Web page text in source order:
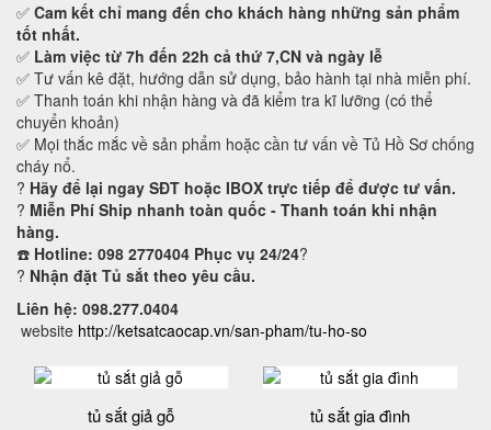
✅ Cam kết chỉ mang đến cho khách hàng những sản phẩm
tốt nhất.
✅ Làm việc từ 7h đến 22h cả thứ 7,CN và ngày lễ
✅ Tư vấn kê đặt, hướng dẫn sử dụng, bảo hành tại nhà miễn phí.
✅ Thanh toán khi nhận hàng và đã kiểm tra kĩ lưỡng (có thể
chuyển khoản)
✅ Mọi thắc mắc về sản phẩm hoặc cần tư vấn về Tủ Hồ Sơ chống
cháy nổ.
? Hãy để lại ngay SĐT hoặc IBOX trực tiếp để được tư vấn.
? Miễn Phí Ship nhanh toàn quốc - Thanh toán khi nhận
hàng.
☎️ Hotline: 098 2770404 Phục vụ 24/24?
? Nhận đặt Tủ sắt theo yêu cầu.
Liên hệ: 098.277.0404
website http://ketsatcaocap.vn/san-pham/tu-ho-so
tủ sắt giả gỗ tủ sắt gia đình